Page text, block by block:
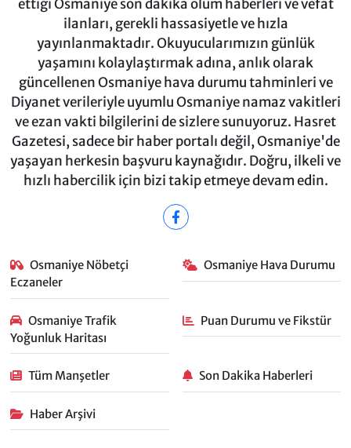
ettiği Osmaniye son dakika ölüm haberleri ve vefat
ilanları, gerekli hassasiyetle ve hızla
yayınlanmaktadır. Okuyucularımızın günlük
yaşamını kolaylaştırmak adına, anlık olarak
güncellenen Osmaniye hava durumu tahminleri ve
Diyanet verileriyle uyumlu Osmaniye namaz vakitleri
ve ezan vakti bilgilerini de sizlere sunuyoruz. Hasret
Gazetesi, sadece bir haber portalı değil, Osmaniye'de
yaşayan herkesin başvuru kaynağıdır. Doğru, ilkeli ve
hızlı habercilik için bizi takip etmeye devam edin.
Osmaniye Nöbetçi
Eczaneler
Osmaniye Hava Durumu
Osmaniye Trafik
Yoğunluk Haritası
Puan Durumu ve Fikstür
Tüm Manşetler Son Dakika Haberleri
Haber Arşivi